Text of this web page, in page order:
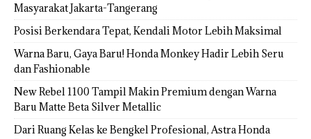
Masyarakat Jakarta-Tangerang
Posisi Berkendara Tepat, Kendali Motor Lebih Maksimal
Warna Baru, Gaya Baru! Honda Monkey Hadir Lebih Seru
dan Fashionable
New Rebel 1100 Tampil Makin Premium dengan Warna
Baru Matte Beta Silver Metallic
Dari Ruang Kelas ke Bengkel Profesional, Astra Honda